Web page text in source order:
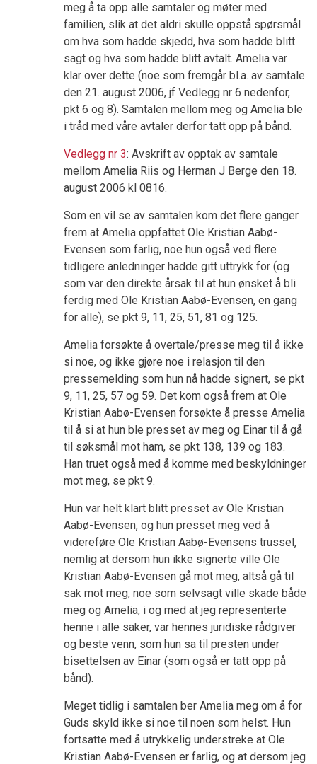
meg å ta opp alle samtaler og møter med
familien, slik at det aldri skulle oppstå spørsmål
om hva som hadde skjedd, hva som hadde blitt
sagt og hva som hadde blitt avtalt. Amelia var
klar over dette (noe som fremgår bl.a. av samtale
den 21. august 2006, jf Vedlegg nr 6 nedenfor,
pkt 6 og 8). Samtalen mellom meg og Amelia ble
i tråd med våre avtaler derfor tatt opp på bånd.
Vedlegg nr 3: Avskrift av opptak av samtale
mellom Amelia Riis og Herman J Berge den 18.
august 2006 kl 0816.
Som en vil se av samtalen kom det flere ganger
frem at Amelia oppfattet Ole Kristian Aabø-
Evensen som farlig, noe hun også ved flere
tidligere anledninger hadde gitt uttrykk for (og
som var den direkte årsak til at hun ønsket å bli
ferdig med Ole Kristian Aabø-Evensen, en gang
for alle), se pkt 9, 11, 25, 51, 81 og 125.
Amelia forsøkte å overtale/presse meg til å ikke
si noe, og ikke gjøre noe i relasjon til den
pressemelding som hun nå hadde signert, se pkt
9, 11, 25, 57 og 59. Det kom også frem at Ole
Kristian Aabø-Evensen forsøkte å presse Amelia
til å si at hun ble presset av meg og Einar til å gå
til søksmål mot ham, se pkt 138, 139 og 183.
Han truet også med å komme med beskyldninger
mot meg, se pkt 9.
Hun var helt klart blitt presset av Ole Kristian
Aabø-Evensen, og hun presset meg ved å
videreføre Ole Kristian Aabø-Evensens trussel,
nemlig at dersom hun ikke signerte ville Ole
Kristian Aabø-Evensen gå mot meg, altså gå til
sak mot meg, noe som selvsagt ville skade både
meg og Amelia, i og med at jeg representerte
henne i alle saker, var hennes juridiske rådgiver
og beste venn, som hun sa til presten under
bisettelsen av Einar (som også er tatt opp på
bånd).
Meget tidlig i samtalen ber Amelia meg om å for
Guds skyld ikke si noe til noen som helst. Hun
fortsatte med å utrykkelig understreke at Ole
Kristian Aabø-Evensen er farlig, og at dersom jeg